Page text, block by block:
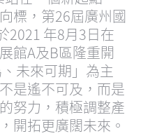
標，第26屆廣州國
2021 年8月3日在
館A及B區隆重開
未來可期」為主
是遙不可及，而是
努力，積極調整產
開拓更廣闊未來。